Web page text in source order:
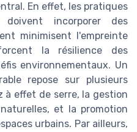
En effet, les pratiques
incorporer des
minimisent l'empreinte
la résilience des
environnementaux. Un
repose sur plusieurs
à effet de serre, la gestion
et la promotion
urbains. Par ailleurs,